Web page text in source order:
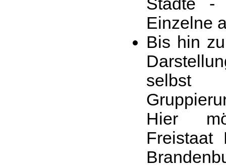
Städte -
Einzelne
Bis hin
selbst
Hier
Freistaat